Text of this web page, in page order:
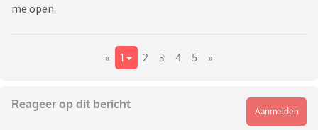
me open.
« 1 2 3 4 5 »
Reageer op dit bericht
Aanmelden